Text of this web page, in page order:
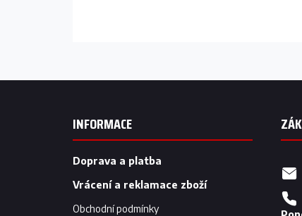
Z
INFORMACE
Doprava a platba
Vrácení a reklamace zboží
Obchodní podmínky